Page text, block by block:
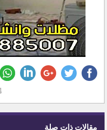
مقالات ذات صلة